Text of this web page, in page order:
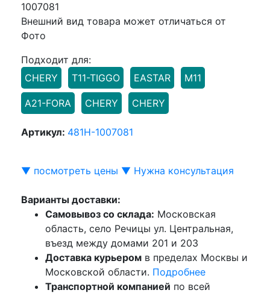
Внешний вид товара может отличаться от
Фото
Подходит для:
CHERY
T11-TIGGO EASTAR M11
A21-FORA CHERY CHERY
Артикул: 481H-1007081
▼ посмотреть цены ▼ Нужна консультация
Варианты доставки:
Самовывоз со склада: Московская
область, село Речицы ул. Центральная,
въезд между домами 201 и 203
Доставка курьером в пределах Москвы и
Московской области. Подробнее
Транспортной компанией по всей